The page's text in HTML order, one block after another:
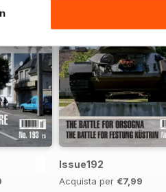
Issue192
Acquista per €7,99